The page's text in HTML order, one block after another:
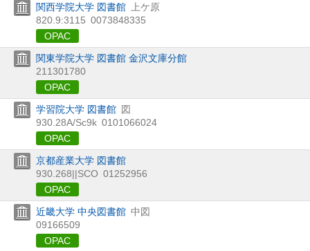
関西学院大学 図書館
上ケ原
820.9:3115 0073848335
OPAC
関東学院大学 図書館 金沢文庫分館
211301780
OPAC
学習院大学 図書館 図
930.28A/Sc9k 0101066024
OPAC
京都産業大学 図書館
930.268||SCO 01252956
OPAC
近畿大学 中央図書館 中図
09166509
OPAC